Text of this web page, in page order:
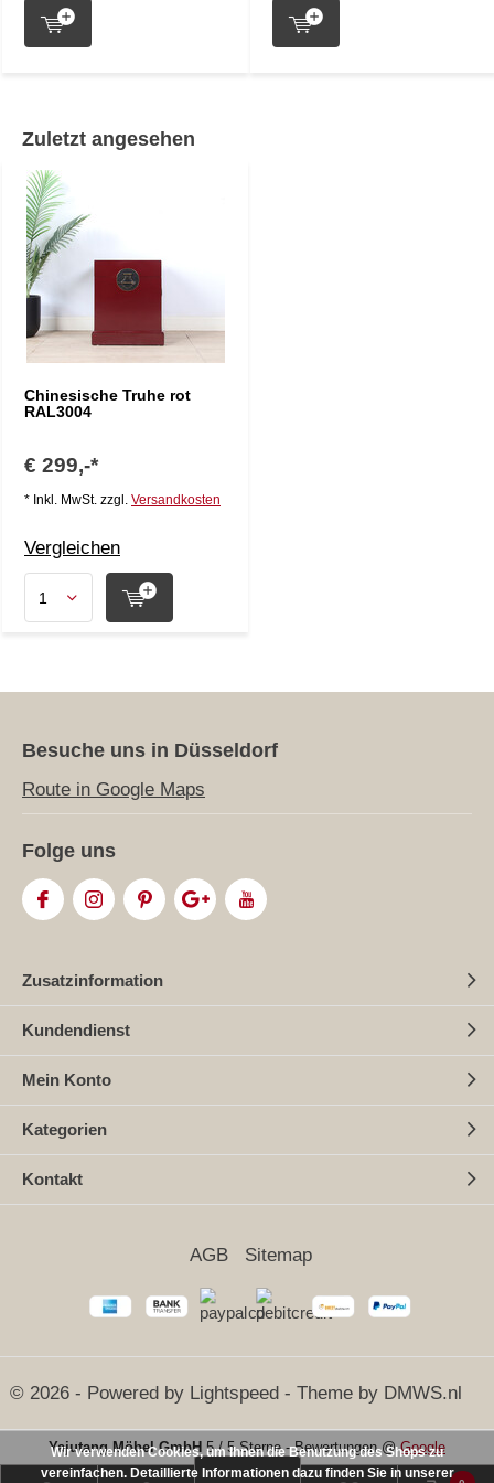
Zuletzt angesehen
Chinesische Truhe rot
RAL3004
€ 299,-*
* Inkl. MwSt. zzgl. Versandkosten
Vergleichen
Besuche uns in Düsseldorf
Route in Google Maps
Folge uns
Zusatzinformation
Kundendienst
Mein Konto
Kategorien
Kontakt
© 2026 - Powered by Lightspeed - Theme by DMWS.nl
AGB Sitemap
Yajutang Möbel GmbH 5/5 Sterne-Bewertungen @Google
Wir verwenden Cookies, um Ihnen die Benutzung des Shops zu
vereinfachen. Detaillierte Informationen dazu finden Sie in unserer